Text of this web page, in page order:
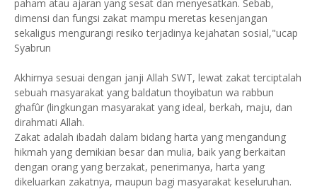
paham atau ajaran yang sesat dan menyesatkan. Sebab,
dimensi dan fungsi zakat mampu meretas kesenjangan
sekaligus mengurangi resiko terjadinya kejahatan sosial,"ucap
Syabrun
Akhirnya sesuai dengan janji Allah SWT, lewat zakat terciptalah
sebuah masyarakat yang baldatun thoyibatun wa rabbun
ghafûr (lingkungan masyarakat yang ideal, berkah, maju, dan
dirahmati Allah.
Zakat adalah ibadah dalam bidang harta yang mengandung
hikmah yang demikian besar dan mulia, baik yang berkaitan
dengan orang yang berzakat, penerimanya, harta yang
dikeluarkan zakatnya, maupun bagi masyarakat keseluruhan.